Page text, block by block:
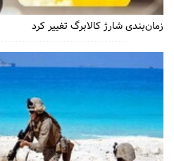
زمان‌بندی شارژ کالابرگ تغییر کرد